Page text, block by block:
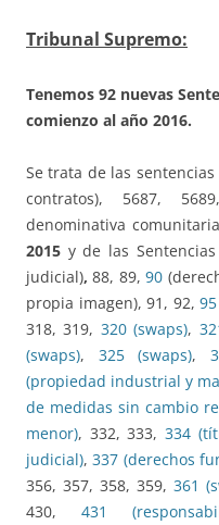
Tribunal Supremo:
Tenemos 92 nuevas
comienzo al año 2016.
Se trata de las sentencias
contratos), 5687,
denominativa
2015 y de las
judicial), 88, 89,90
propia imagen), 91, 92,95
318, 319, 320 (swaps),
(swaps), 325 (swaps),
(propiedad industrial y
de medidas sin cambio
menor), 332, 333, 334
judicial),337 (derechos
356, 357, 358, 359, 361
430,431